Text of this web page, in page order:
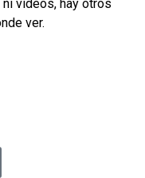
por:
vídeos, hay otros
ver.